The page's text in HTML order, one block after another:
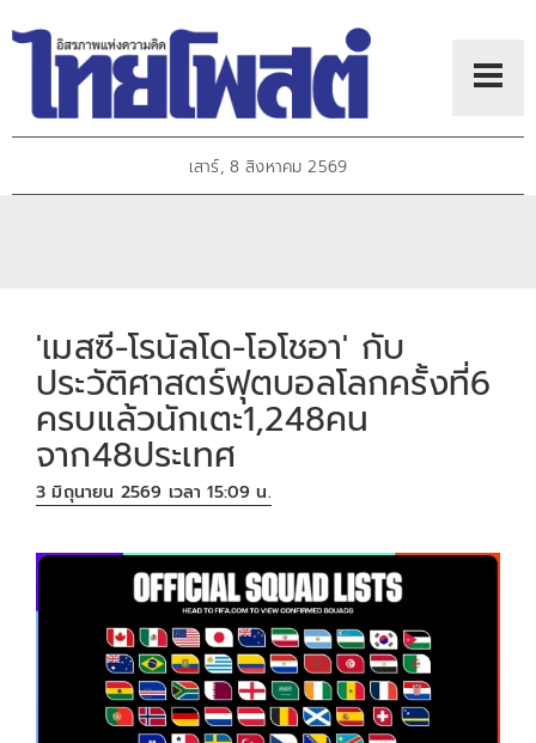
เสาร์, 8 สิงหาคม 2569
'เมสซี-โรนัลโด-โอโชอา' กับ
ประวัติศาสตร์ฟุตบอลโลกครั้งที่6
ครบแล้วนักเตะ1,248คน
จาก48ประเทศ
3 มิถุนายน 2569 เวลา 15:09 น.